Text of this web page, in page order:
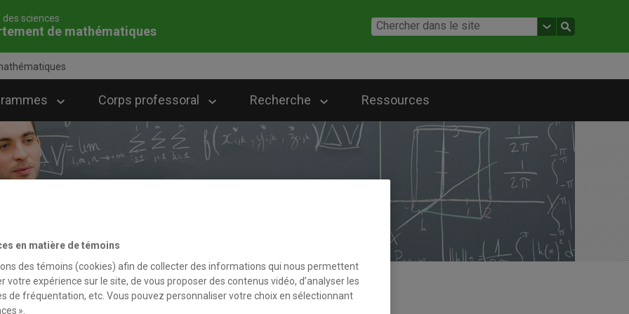
des sciences
de mathématiques
Corps professoral Recherche Ressources
en matière de témoins
des témoins (cookies) afin de collecter des informations qui nous permettent
votre expérience sur le site, de vous proposer des contenus vidéo, d’analyser les
de fréquentation, etc. Vous pouvez personnaliser votre choix en sélectionnant
».